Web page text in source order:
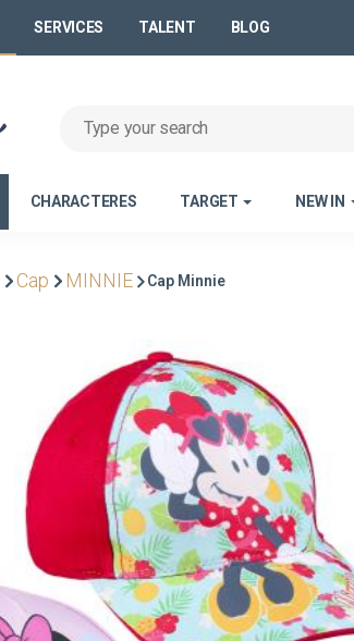
SERVICES TALENT BLOG
CHARACTERES TARGET NEW IN
Cap MINNIE Cap Minnie